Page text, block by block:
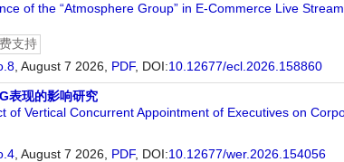
of the “Atmosphere Group” in E-Commerce Live
支持
, August 7 2026, PDF, DOI:10.12677/ecl.2026.158860
表现的影响研究
of Vertical Concurrent Appointment of Executives on
, August 7 2026, PDF, DOI:10.12677/wer.2026.154056